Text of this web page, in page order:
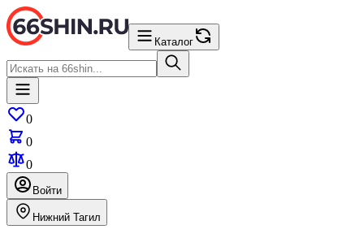
Каталог
0
0
0
Войти
Нижний Тагил